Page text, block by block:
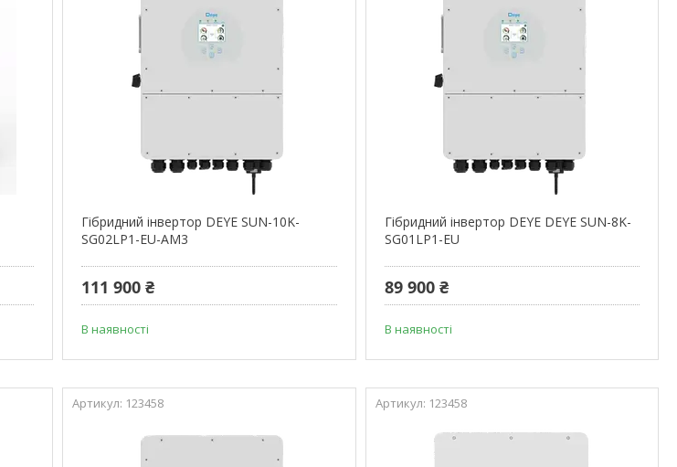
Гібридний інвертор DEYE SUN-10K-
SG02LP1-EU-AM3
111 900 ₴
В наявності
Гібридний інвертор DEYE DEYE SUN-8K-
SG01LP1-EU
89 900 ₴
В наявності
123458 123458